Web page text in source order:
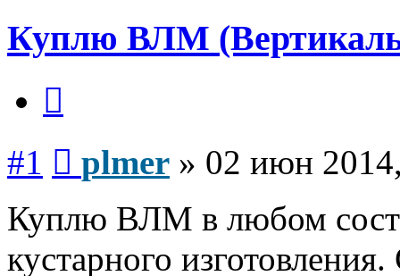
Куплю ВЛМ
#1 plmer » 02 июн
Куплю ВЛМ в любом
кустарного